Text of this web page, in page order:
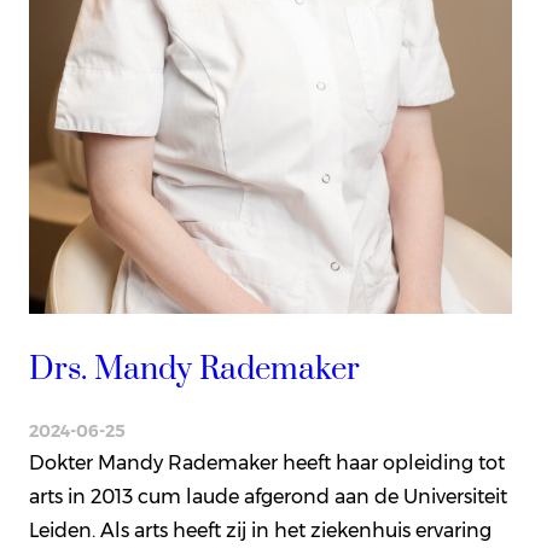
Drs. Mandy Rademaker
2024-06-25
Dokter Mandy Rademaker heeft haar opleiding tot
arts in 2013 cum laude afgerond aan de Universiteit
Leiden. Als arts heeft zij in het ziekenhuis ervaring